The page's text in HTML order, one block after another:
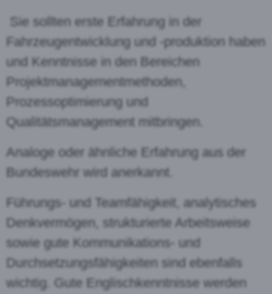
Sie sollten erste Erfahrung in der
Fahrzeugentwicklung und -produktion haben
und Kenntnisse in den Bereichen
Projektmanagementmethoden,
Prozessoptimierung und
Qualitätsmanagement mitbringen.
Analoge oder ähnliche Erfahrung aus der
Bundeswehr wird anerkannt.
Führungs- und Teamfähigkeit, analytisches
Denkvermögen, strukturierte Arbeitsweise
sowie gute Kommunikations- und
Durchsetzungsfähigkeiten sind ebenfalls
wichtig. Gute Englischkenntnisse werden